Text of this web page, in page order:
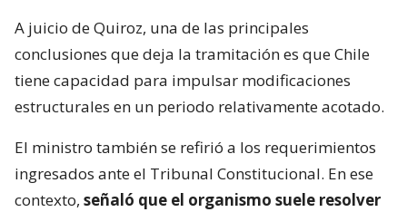
A juicio de Quiroz, una de las principales
conclusiones que deja la tramitación es que Chile
tiene capacidad para impulsar modificaciones
estructurales en un periodo relativamente acotado.
El ministro también se refirió a los requerimientos
ingresados ante el Tribunal Constitucional. En ese
contexto, señaló que el organismo suele resolver